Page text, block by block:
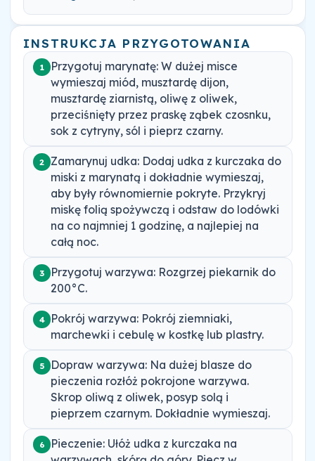
INSTRUKCJA PRZYGOTOWANIA
1
Przygotuj marynatę: W dużej misce
wymieszaj miód, musztardę dijon,
musztardę ziarnistą, oliwę z oliwek,
przeciśnięty przez praskę ząbek czosnku,
sok z cytryny, sól i pieprz czarny.
2
Zamarynuj udka: Dodaj udka z kurczaka do
miski z marynatą i dokładnie wymieszaj,
aby były równomiernie pokryte. Przykryj
miskę folią spożywczą i odstaw do lodówki
na co najmniej 1 godzinę, a najlepiej na
całą noc.
3
Przygotuj warzywa: Rozgrzej piekarnik do
200°C.
4
Pokrój warzywa: Pokrój ziemniaki,
marchewki i cebulę w kostkę lub plastry.
5
Dopraw warzywa: Na dużej blasze do
pieczenia rozłóż pokrojone warzywa.
Skrop oliwą z oliwek, posyp solą i
pieprzem czarnym. Dokładnie wymieszaj.
6
Pieczenie: Ułóż udka z kurczaka na